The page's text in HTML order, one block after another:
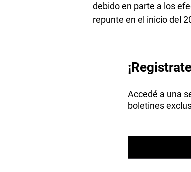
debido en parte a los
repunte en el inicio del
Accedé a una
boletines